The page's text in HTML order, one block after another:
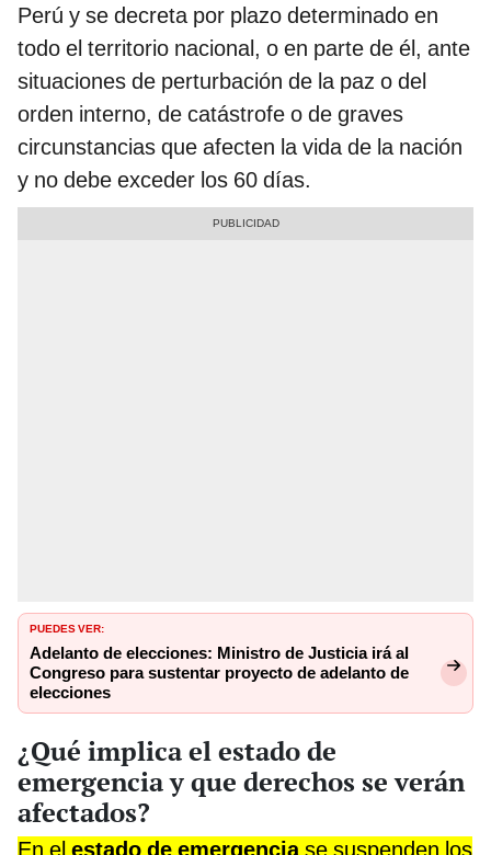
Perú y se decreta por plazo determinado en
todo el territorio nacional, o en parte de él, ante
situaciones de perturbación de la paz o del
orden interno, de catástrofe o de graves
circunstancias que afecten la vida de la nación
y no debe exceder los 60 días.
PUEDES VER:
Adelanto de elecciones: Ministro de Justicia irá al
Congreso para sustentar proyecto de adelanto de
elecciones
¿Qué implica el estado de
emergencia y que derechos se verán
afectados?
En el estado de emergenciase suspenden los